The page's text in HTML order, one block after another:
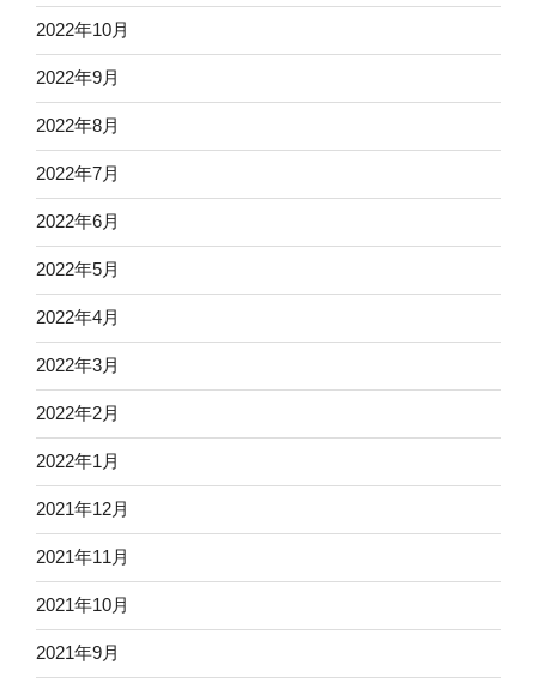
2022年10月
2022年9月
2022年8月
2022年7月
2022年6月
2022年5月
2022年4月
2022年3月
2022年2月
2022年1月
2021年12月
2021年11月
2021年10月
2021年9月